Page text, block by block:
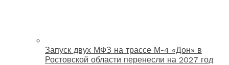
Запуск двух МФЗ на трассе М-4 «Дон» в
Ростовской области перенесли на 2027 год